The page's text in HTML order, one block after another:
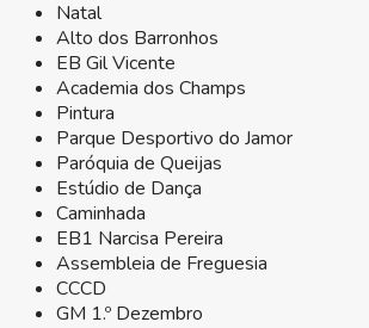
Natal
Alto dos Barronhos
EB Gil Vicente
Academia dos Champs
Pintura
Parque Desportivo do Jamor
Paróquia de Queijas
Estúdio de Dança
Caminhada
EB1 Narcisa Pereira
Assembleia de Freguesia
CCCD
GM 1.º Dezembro